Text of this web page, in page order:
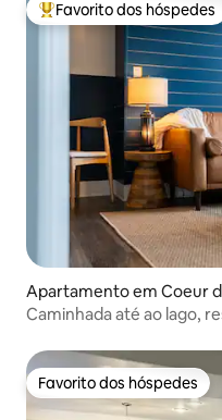
Favoritos dos hóspedes
Favorito dos hóspedes
Apartamento em Coeur
Caminhada até ao lago,
Favorito dos hóspedes
Favorito dos hóspedes